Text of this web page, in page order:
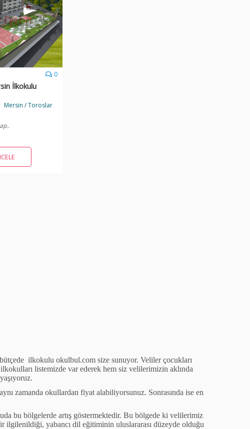
0
İlkokulu
Mersin / Toroslar
ütçede ilkokulu okulbul.com size sunuyor. Velilerçocukları
listemizde var ederek hem siz velilerimizin aklında
zamanda okullardan fiyat alabiliyorsunuz. Sonrasında ise en
bu bölgelerde artış göstermektedir. Bu bölgede ki velilerimiz
ilgilenildiği, yabancı dil eğitiminin uluslararası düzeyde olduğu